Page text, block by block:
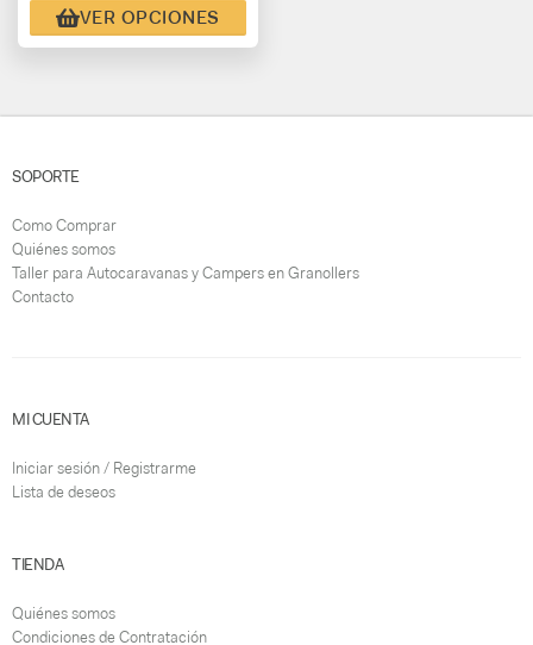
VER OPCIONES
SOPORTE
Como Comprar
Quiénes somos
Taller para Autocaravanas y Campers en Granollers
Contacto
MI CUENTA
Iniciar sesión / Registrarme
Lista de deseos
TIENDA
Quiénes somos
Condiciones de Contratación